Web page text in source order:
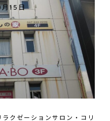
15日
クゼーションサロン・コリ